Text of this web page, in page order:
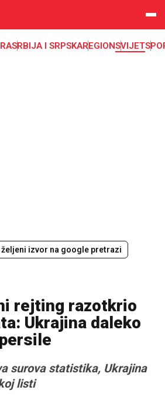
SRBIJA I SRPSKAREGIONSVIJET
željeni izvor na google pretrazi
rejting razotkrio
Ukrajina daleko
surova statistika, Ukrajina
listi